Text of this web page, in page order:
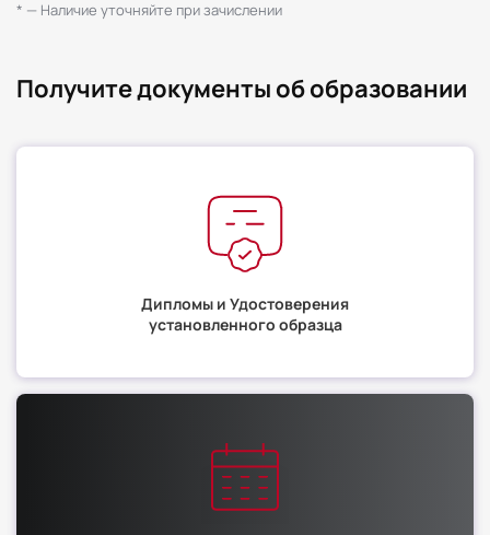
* — Наличие уточняйте при зачислении
Получите документы об образовании
Дипломы и Удостоверения
установленного образца